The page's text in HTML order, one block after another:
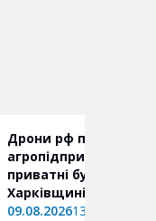
Дрони рф пошкодили
агропідприємство та
приватні будинки на
Харківщині
09.08.202613:11